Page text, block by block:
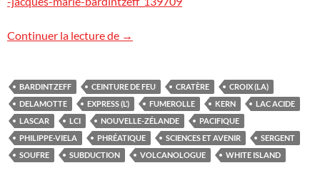
Continuer la lecture de White Island, Nouvelle-Zélande
→
BARDINTZEFF CEINTURE DE FEU CRATÈRE
CROIX (LA)
DELAMOTTE
EXPRESS (L’) FUMEROLLE KERN
LAC ACIDE
LASCAR
LCI NOUVELLE-ZÉLANDE
PACIFIQUE
PHILIPPE-VIELA
PHRÉATIQUE SCIENCES ET AVENIR
SERGENT
SOUFRE
SUBDUCTION VOLCANOLOGUE WHITE ISLAND